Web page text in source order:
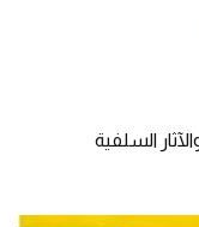
السلفية